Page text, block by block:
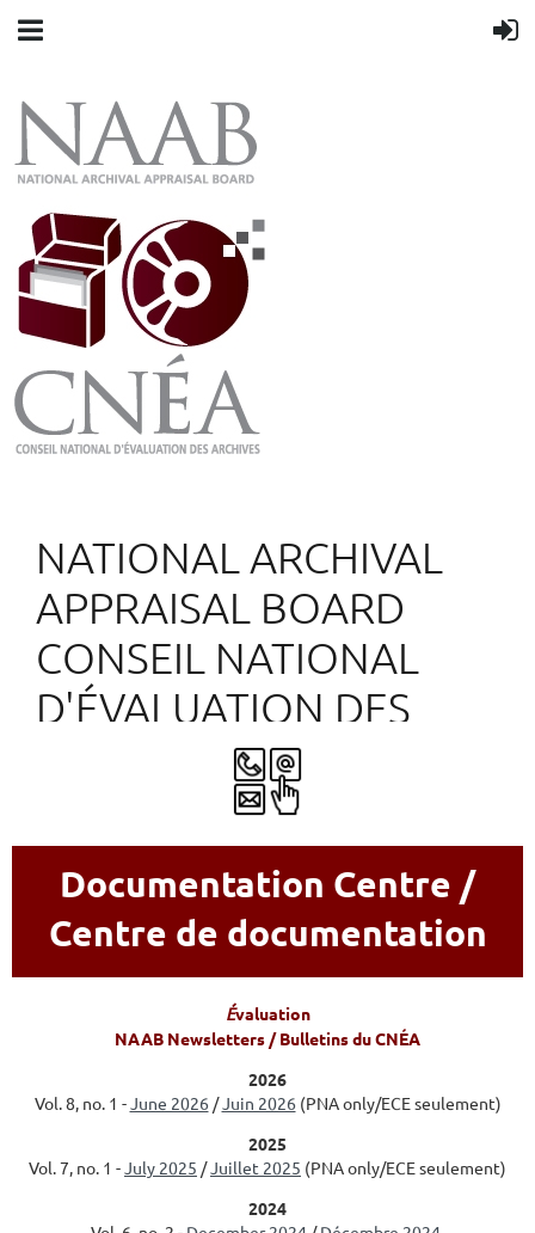
NATIONAL ARCHIVAL
APPRAISAL BOARD
CONSEIL NATIONAL
D'ÉVALUATION DES
Documentation Centre /
Centre de documentation
Évaluation
NAAB Newsletters / Bulletins du CNÉA
2026
Vol. 8, no. 1 -June 2026 /Juin 2026 (PNA only/ECE seulement)
2025
Vol. 7, no. 1 -July 2025 /Juillet 2025 (PNA only/ECE seulement)
2024